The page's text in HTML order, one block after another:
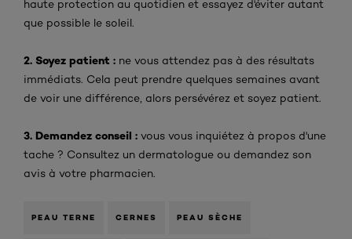
haute protection au quotidien et essayez d'éviter autant
que possible le soleil.
2. Soyez patient : ne vous attendez pas à des résultats
immédiats. Cela peut prendre quelques semaines avant
de voir une différence, alors persévérez et soyez patient.
3. Demandez conseil : vous vous inquiétez à propos d'une
tache ? Consultez un dermatologue ou demandez son
avis à votre pharmacien.
PEAU TERNE CERNES PEAU SÈCHE